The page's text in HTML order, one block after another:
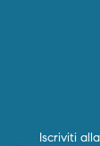
Iscriviti